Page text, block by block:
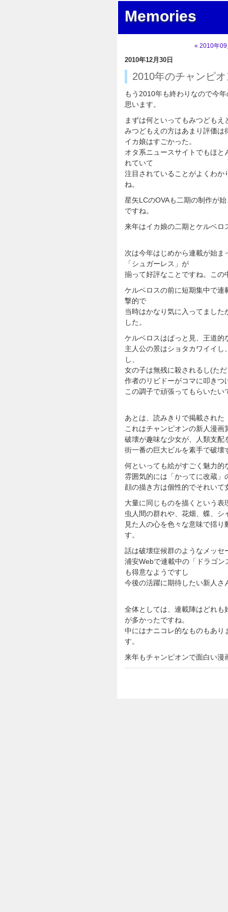
Memories
« 2010年09
2010年12月30日
2010年のチャンピ
もう2010年も終わりなので今
思います。
まずは何といってもみつども
みつどもえの方はあまり評価
イカ娘はすごかった。
オタ系ニュースサイトでもほ
れていて
注目されていることがよくわ
ね。
星矢LCのOVAも二期の制作が
ですね。
来年はイカ娘の二期とケルベ
次は今年はじめから連載が始
「シュガーレス」が
揃って好評なことですね。この
ケルベロスの前に短期集中で
撃的で
当時はかなり気に入ってまし
した。
ケルベロスはぱっと見、王道
主人公の景はショタカワイイ
し、
女の子は無残に殺されるし(た
作者のリビドーがコマに叩き
この調子で頑張ってもらいたい
あとは、読みきりで掲載された
これはチャンピオンの新人漫
破壊が趣味な少女が、人類支配
街一番の巨大ビルを素手で破壊
何といっても絵がすごく魅力的
雰囲気的には「かってに改蔵
顔の描き方は個性的でそれいて
大量に同じものを描くという表
虫人間の群れや、花畑、蝶、シ
見た人の心を色々な意味で揺
す。
話は破壊症候群のようなメッセ
浦安Webで連載中の「ドラゴ
も得意なようですし
今後の活躍に期待したい新人さ
全体としては、連載陣はどれ
が多かったですね。
中にはナニコレ的なものもあ
す。
来年もチャンピオンで面白い漫